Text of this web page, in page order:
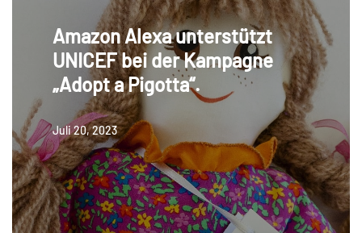
Amazon Alexa unterstützt
UNICEF bei der Kampagne
„Adopt a Pigotta“.
Juli 20, 2023